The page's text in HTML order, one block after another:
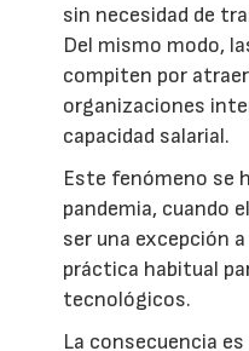
sin necesidad de
Del mismo modo,
compiten por
organizaciones
capacidad salarial.
Este fenómeno se
pandemia, cuando
ser una excepción
práctica habitual
tecnológicos.
La consecuencia